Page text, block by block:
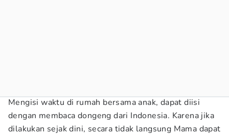
Mengisi waktu di rumah bersama anak, dapat diisi
dengan membaca dongeng dari Indonesia. Karena jika
dilakukan sejak dini, secara tidak langsung Mama dapat